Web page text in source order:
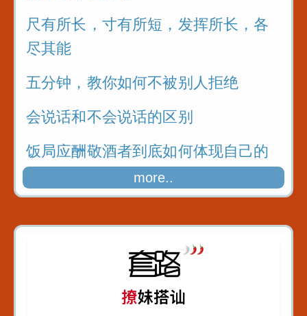
尺有所长，寸有所短，发挥所长，各
尽其能
五分钟，教你如何不被别人拒绝
会说话和不会说话的区别
饭局应酬敬酒者到底如何体现自己的
more..